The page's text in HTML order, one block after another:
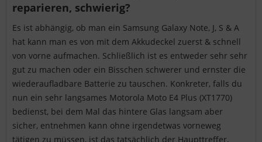
reparieren, schwierig?
Es ist abhängig, ob man ein Samsung Galaxy Note, J, S & A
hat kann man es von mit dem Akkudeckel zuerst & schnell
von vorne aufmachen. Schließlich ist es entweder sehr sehr
gut zu machen oder ein Bisschen schwerer und ernster die
wiederaufladbare Batterie zu tauschen. Konkreter, falls du
nun ein sehr langsames Motorola Moto E4 Plus (XT1770)
bedienst, bei dem Mal das hintere Glas langsam aber
sicher, entnehmen kann ohne irgendetwas vorneweg
tätigen zu müssen, ist das tatsächlich der Haupttreffer.